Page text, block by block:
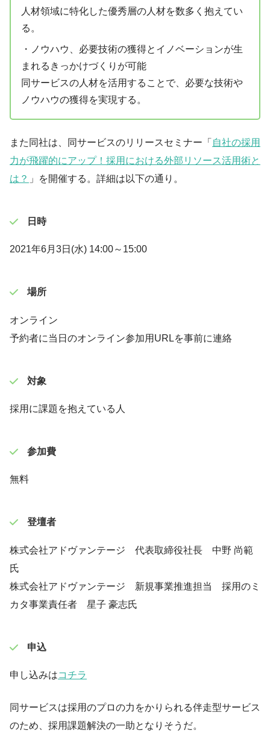
⼈材領域に特化した優秀層の⼈材を数多く抱えてい
る。
・ノウハウ、必要技術の獲得とイノベーションが生
まれるきっかけづくりが可能
同サービスの人材を活用することで、必要な技術や
ノウハウの獲得を実現する。
また同社は、同サービスのリリースセミナー「 自社の採用
力が飛躍的にアップ！採用における外部リソース活用術と
は？ 」を開催する。詳細は以下の通り。
日時
2021年6月3日(水) 14:00～15:00
場所
オンライン
予約者に当日のオンライン参加用URLを事前に連絡
対象
採用に課題を抱えている人
参加費
無料
登壇者
株式会社アドヴァンテージ 代表取締役社長 中野 尚範
氏
株式会社アドヴァンテージ 新規事業推進担当 採用のミ
カタ事業責任者 星子 豪志氏
申込
申し込みはコチラ
同サービスは採用のプロの力をかりられる伴走型サービス
のため、採用課題解決の一助となりそうだ。